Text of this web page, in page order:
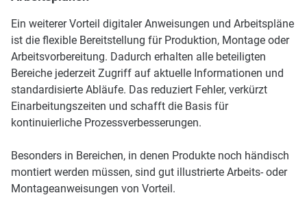
Ein weiterer Vorteil digitaler Anweisungen und Arbeitspläne
ist die flexible Bereitstellung für Produktion, Montage oder
Arbeitsvorbereitung. Dadurch erhalten alle beteiligten
Bereiche jederzeit Zugriff auf aktuelle Informationen und
standardisierte Abläufe. Das reduziert Fehler, verkürzt
Einarbeitungszeiten und schafft die Basis für
kontinuierliche Prozessverbesserungen.
Besonders in Bereichen, in denen Produkte noch händisch
montiert werden müssen, sind gut illustrierte Arbeits- oder
Montageanweisungen von Vorteil.